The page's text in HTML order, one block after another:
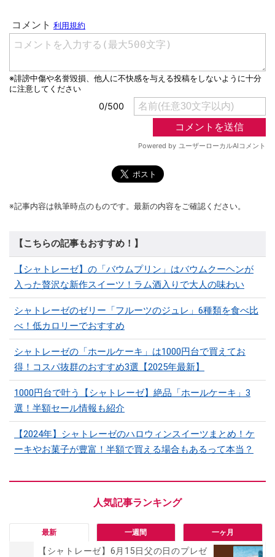
※記事内容は執筆時点のものです。最新の内容をご確認ください。
【こちらの記事もおすすめ！】
【シャトレーゼ】の「バウムプリン」はバウムクーヘンが
入った贅沢な新作スイーツ！ラム酒入りで大人の味わい
シャトレーゼのゼリー「フルーツのジュレ」6種類を食べ比
べ！低カロリーでおすすめ
シャトレーゼの「ホールケーキ」は1000円台で買えてお
得！コスパ抜群のおすすめ3選【2025年最新】
1000円台で叶う【シャトレーゼ】絶品「ホールケーキ」3
選！半額セール情報も紹介
【2024年】シャトレーゼのハロウィンスイーツまとめ！ケ
ーキやお菓子が豊富！半額で買える場合もあるって本当？
最新 一週間 一ヶ月
【シャトレーゼ】6月15日父の日のプレゼ